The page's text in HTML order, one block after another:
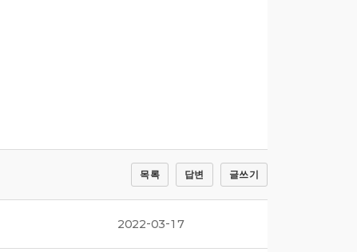
목록 답변 글쓰기
2022-03-17